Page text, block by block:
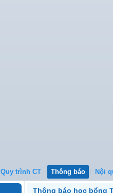
Quy trình CT Thông báo Nội
Thông báo học bổng